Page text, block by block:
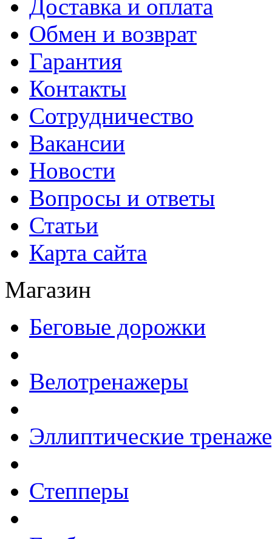
Доставка и оплата
Обмен и возврат
Гарантия
Контакты
Сотрудничество
Вакансии
Новости
Вопросы и ответы
Статьи
Карта сайта
Магазин
Беговые дорожки
Велотренажеры
Эллиптические
Степперы